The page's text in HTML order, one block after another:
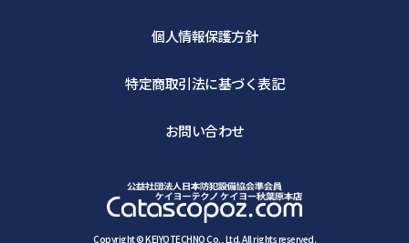
個人情報保護方針
特定商取引法に基づく表記
お問い合わせ
Copyright © KEIYOTECHNO Co., Ltd. All rights reserved.